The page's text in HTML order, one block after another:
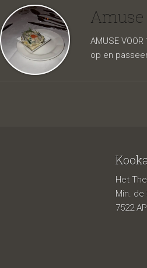
AMUSE
op en
Het
Min. de
7522